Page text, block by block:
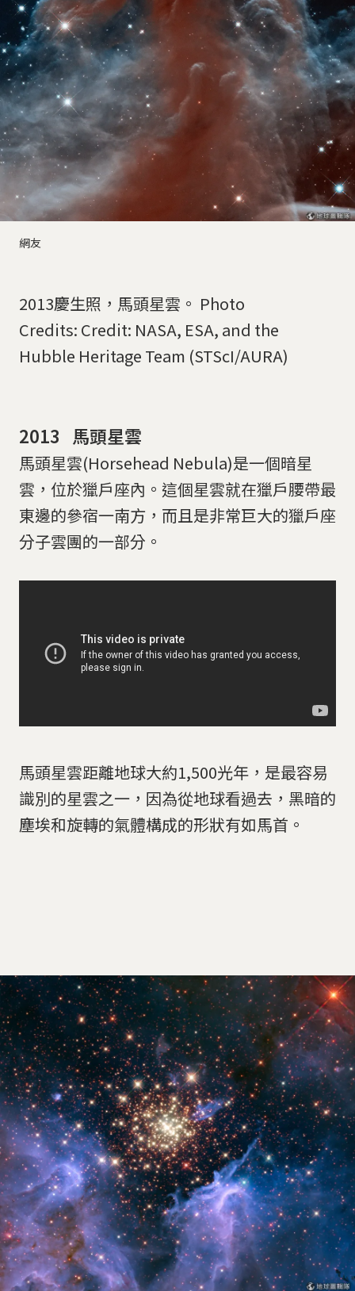
網友
2013慶生照，馬頭星雲。 Photo
Credits: Credit: NASA, ESA, and the
Hubble Heritage Team (STScI/AURA)
2013 馬頭星雲
馬頭星雲(Horsehead Nebula)是一個暗星
雲，位於獵戶座內。這個星雲就在獵戶腰帶最
東邊的參宿一南方，而且是非常巨大的獵戶座
分子雲團的一部分。
​馬頭星雲距離地球大約1,500光年，是最容易
識別的星雲之一，因為從地球看過去，黑暗的
塵埃和旋轉的氣體構成的形狀有如馬首。